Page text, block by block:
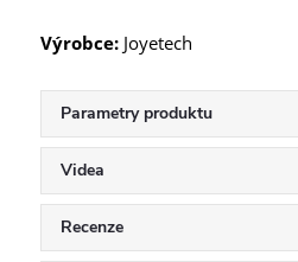
Výrobce: Joyetech
Parametry produktu
Videa
Recenze